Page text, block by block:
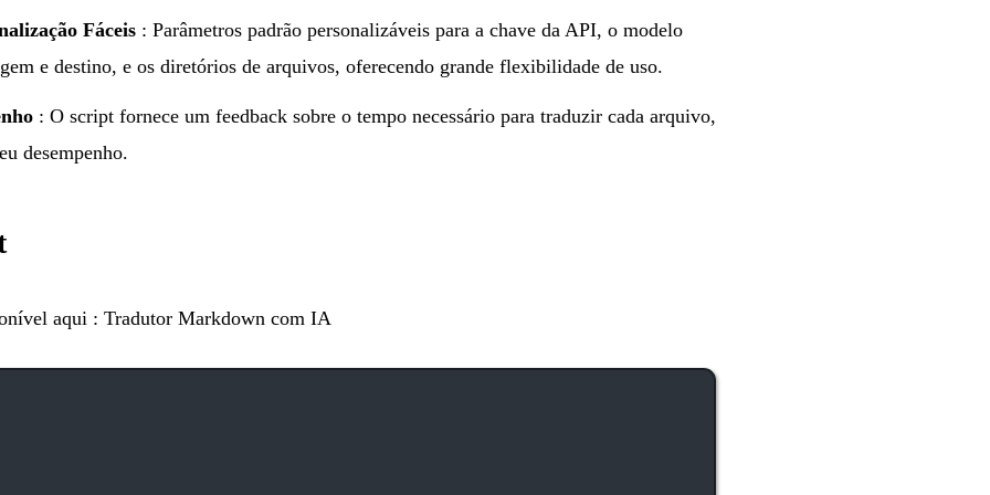
Fáceis : Parâmetros padrão personalizáveis para a chave da API, o modelo
e destino, e os diretórios de arquivos, oferecendo grande flexibilidade de uso.
: O script fornece um feedback sobre o tempo necessário para traduzir cada arquivo,
desempenho.
aqui : Tradutor Markdown com IA